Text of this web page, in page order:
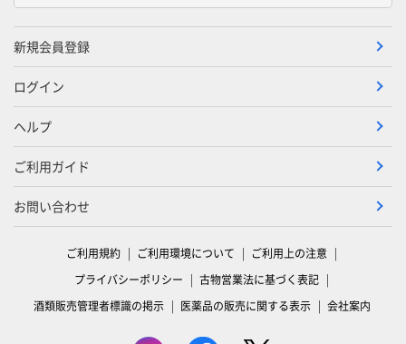
新規会員登録
ログイン
ヘルプ
ご利用ガイド
お問い合わせ
ご利用規約 ご利用環境について
ご利用上の注意
プライバシーポリシー
古物営業法に基づく表記
酒類販売管理者標識の掲示
医薬品の販売に関する表示 会社案内